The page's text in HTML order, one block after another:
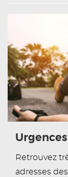
Retrouvez
adresses